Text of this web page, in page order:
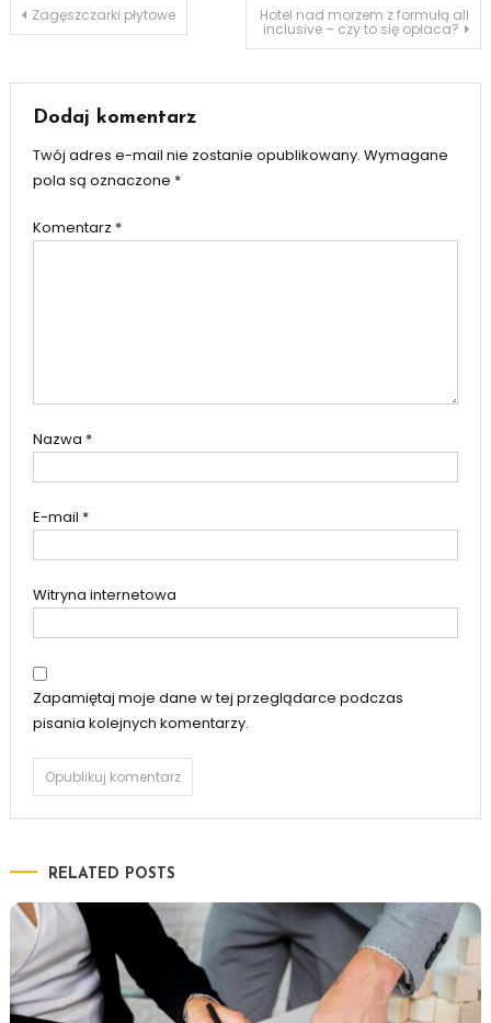
Nawigacja
Zagęszczarki płytowe Hotel nad morzem z formułą all
inclusive – czy to się opłaca?
Dodaj komentarz
Twój adres e-mail nie zostanie opublikowany. Wymagane
pola są oznaczone *
Komentarz *
Nazwa *
E-mail *
Witryna internetowa
Zapamiętaj moje dane w tej przeglądarce podczas
pisania kolejnych komentarzy.
RELATED POSTS